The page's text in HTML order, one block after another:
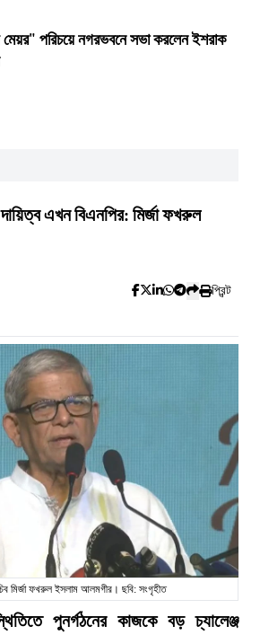
মেয়র" পরিচয়ে নগরভবনে সভা করলেন ইশরাক
এখন বিএনপির: মির্জা ফখরুল
প্রিন্ট
মির্জা ফখরুল ইসলাম আলমগীর। ছবি: সংগৃহীত
পুনর্গঠনের কাজকে বড় চ্যালেঞ্জ